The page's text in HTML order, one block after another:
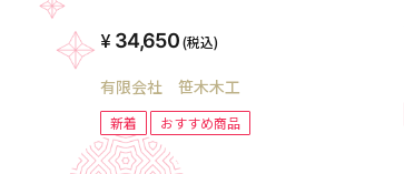
34,650(税込)
有限会社 笹木木工
新着 おすすめ商品